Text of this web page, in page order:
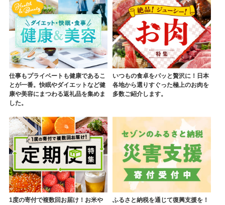
仕事もプライベートも健康であるこ
とが一番。快眠やダイエットなど健
康や美容にまつわる返礼品を集めま
した。
いつもの食卓をパッと贅沢に！日本
各地から選りすぐった極上のお肉を
多数ご紹介します。
1度の寄付で複数回お届け！お米や
ふるさと納税を通じて復興支援を！